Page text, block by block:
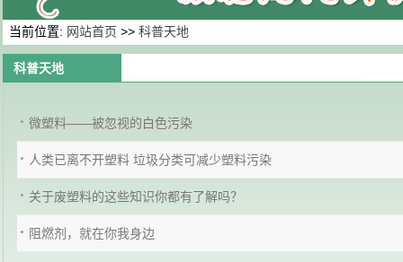
当前位置: 网站首页 >> 科普天地
科普天地
微塑料——被忽视的白色污染
人类已离不开塑料 垃圾分类可减少塑料污染
关于废塑料的这些知识你都有了解吗？
阻燃剂，就在你我身边